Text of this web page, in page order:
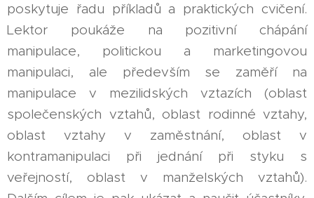
poskytuje řadu příkladů a praktických cvičení.
Lektor poukáže na pozitivní chápání
manipulace, politickou a marketingovou
manipulaci, ale především se zaměří na
manipulace v mezilidských vztazích (oblast
společenských vztahů, oblast rodinné vztahy,
oblast vztahy v zaměstnání, oblast v
kontramanipulaci při jednání při styku s
veřejností, oblast v manželských vztahů).